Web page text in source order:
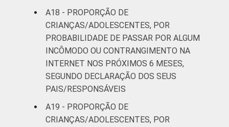
A18 - PROPORÇÃO DE
CRIANÇAS/ADOLESCENTES, POR
PROBABILIDADE DE PASSAR POR ALGUM
INCÔMODO OU CONTRANGIMENTO NA
INTERNET NOS PRÓXIMOS 6 MESES,
SEGUNDO DECLARAÇÃO DOS SEUS
PAIS/RESPONSÁVEIS
A19 - PROPORÇÃO DE
CRIANÇAS/ADOLESCENTES, POR